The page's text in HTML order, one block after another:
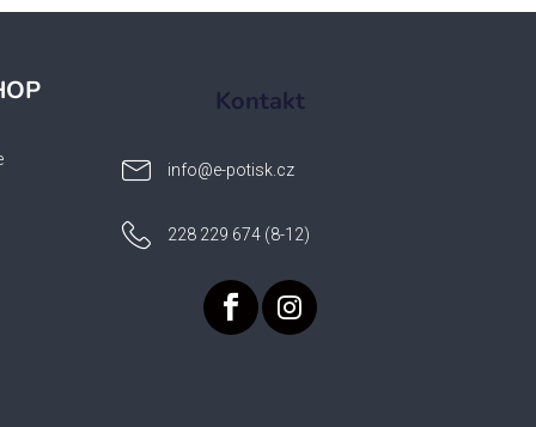
Kontakt
info@e-potisk.cz
228 229 674 (8-12)